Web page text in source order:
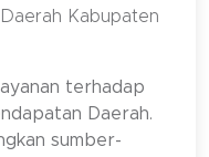
Kabupaten
terhadap
Daerah.
sumber-